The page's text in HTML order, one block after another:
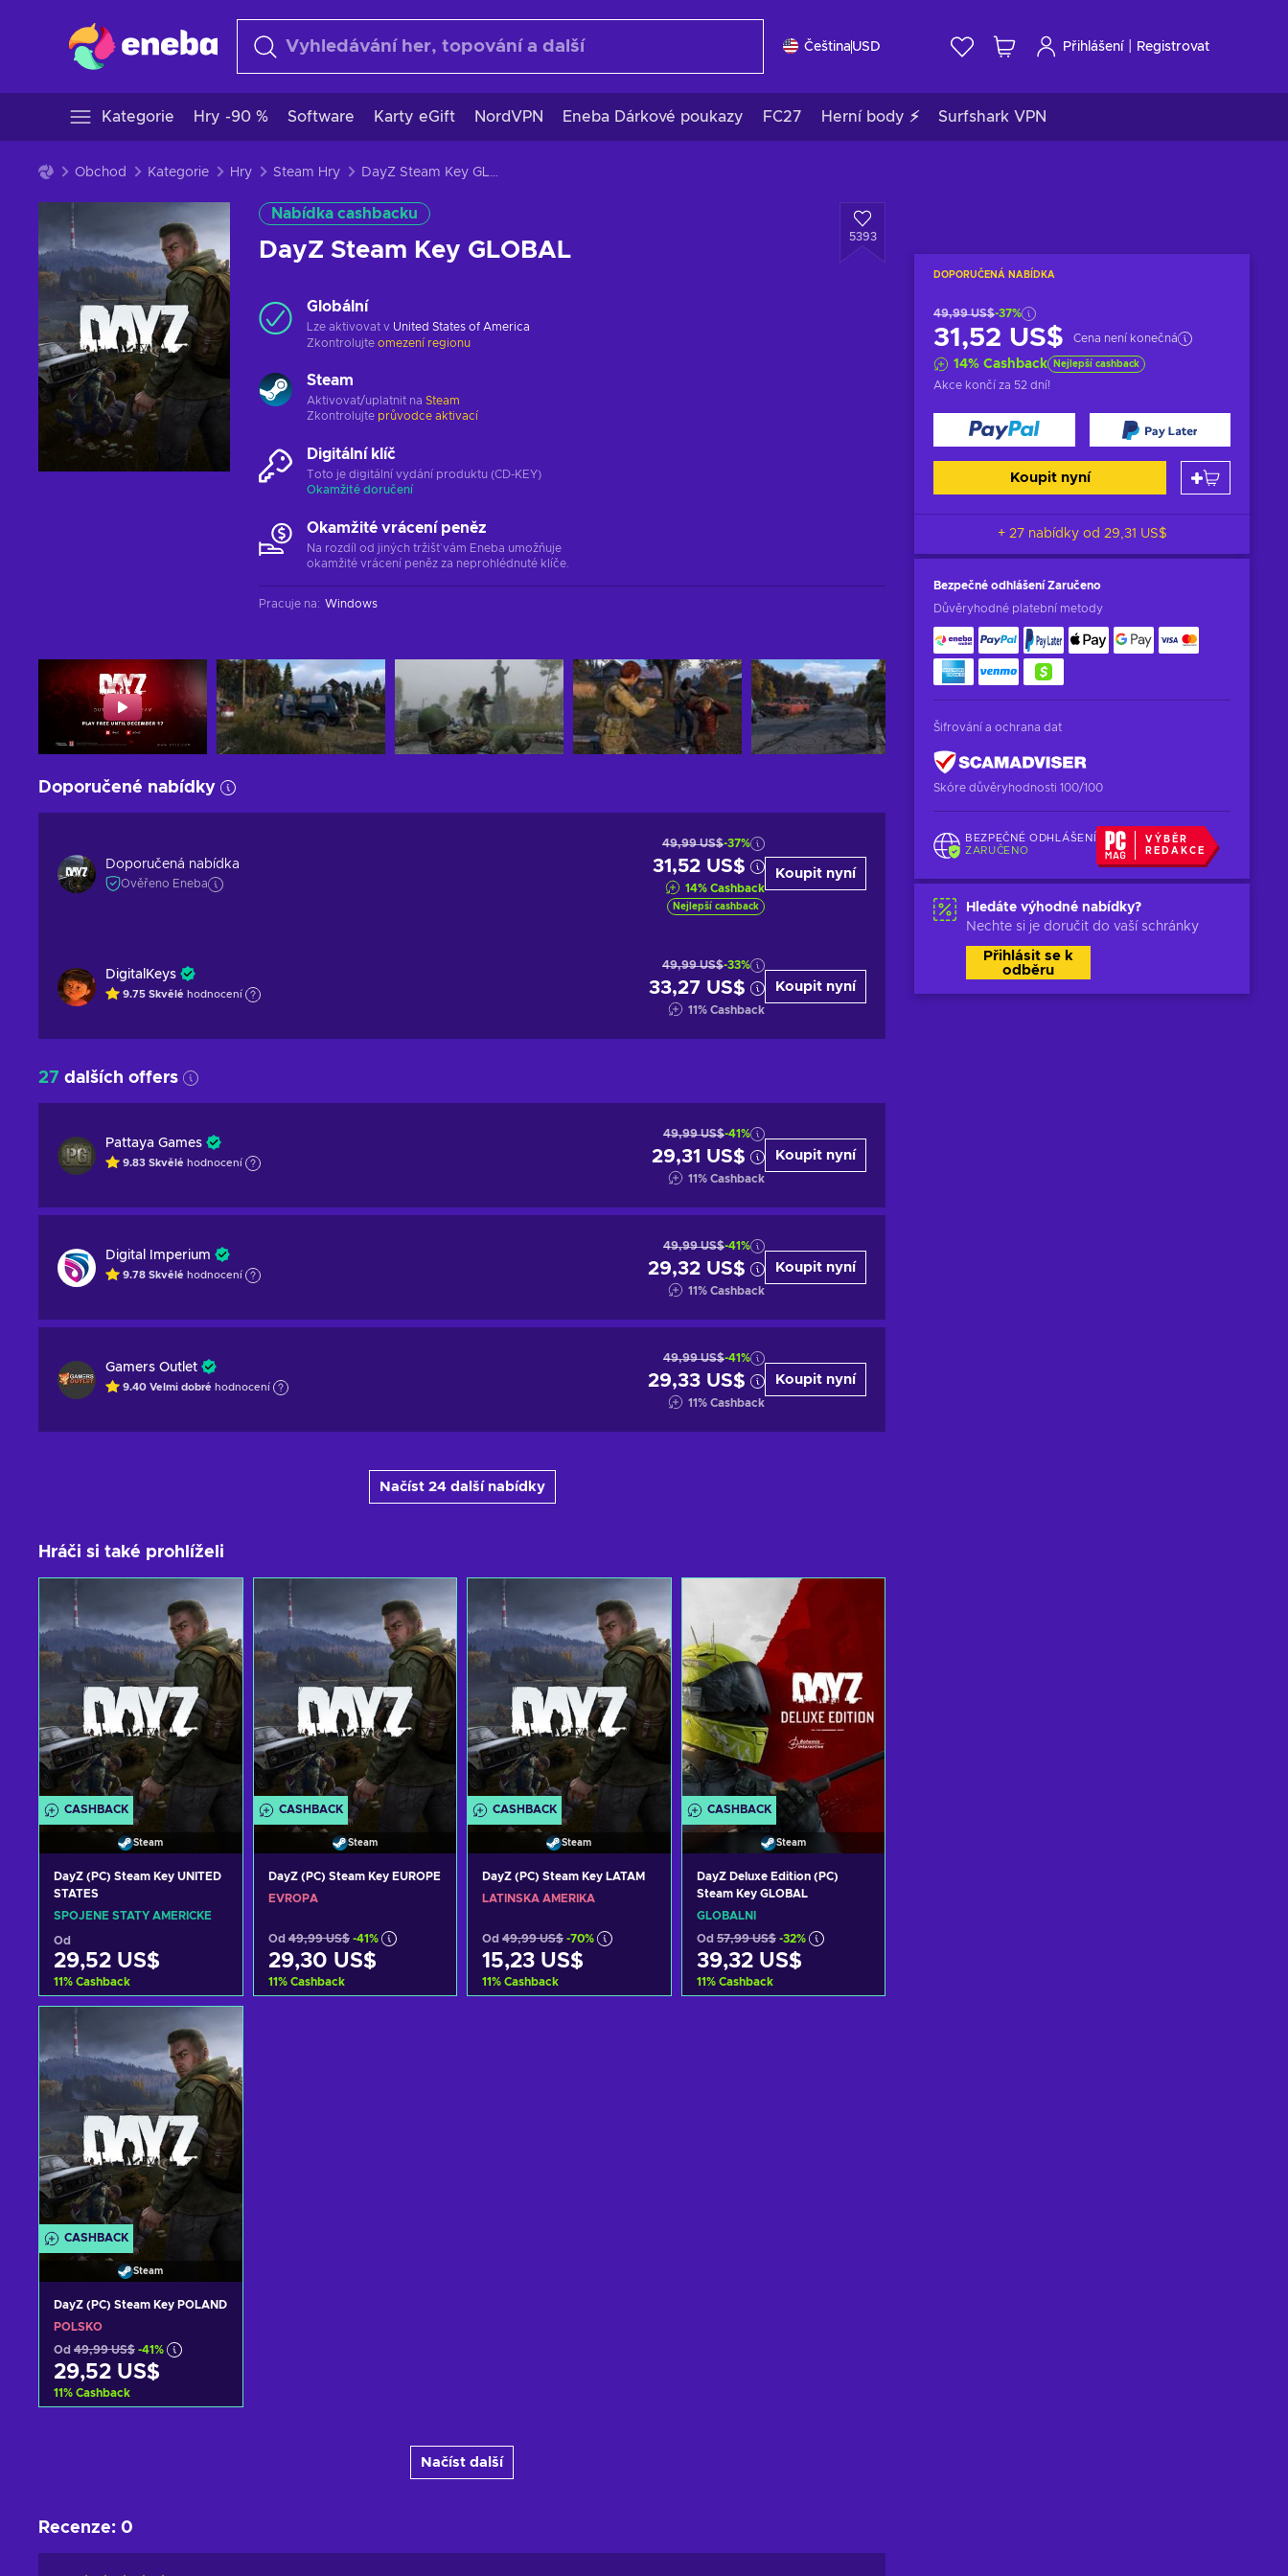
Čeština USD Přihlášení| Registrovat
Kategorie Hry -90 % Software Karty eGift NordVPN Eneba Dárkové poukazy FC27 Herní body ⚡ Surfshark VPN
Obchod Kategorie Hry Steam Hry DayZ Steam Key GLOBAL
Nabídka cashbacku
DayZ Steam Key GLOBAL
5393
DOPORUČENÁ NABÍDKA
49,99 US$-37%
31,52 US$ Cena není konečná
14% Cashback Nejlepší cashback
Akce končí za 52 dní!
Koupit nyní
+ 27 nabídky od 29,31 US$
Bezpečné odhlášení Zaručeno
Důvěryhodné platební metody
Šifrování a ochrana dat
Skóre důvěryhodnosti 100/100
BEZPEČNÉ ODHLÁŠENÍ
ZARUČENO
VÝBĚR
REDAKCE
Hledáte výhodné nabídky?
Nechte si je doručit do vaší schránky
Přihlásit se k
odběru
Globální
Lze aktivovat v United States of America
Zkontrolujte omezení regionu
Steam
Aktivovat/uplatnit na Steam
Zkontrolujte průvodce aktivací
Digitální klíč
Toto je digitální vydání produktu (CD-KEY)
Okamžité doručení
Okamžité vrácení peněz
Na rozdíl od jiných tržišť vám Eneba umožňuje
okamžité vrácení peněz za neprohlédnuté klíče.
Pracuje na: Windows
Doporučené nabídky
Doporučená nabídka
Ověřeno Eneba
49,99 US$-37%
31,52 US$
14% Cashback
Nejlepší cashback
Koupit nyní
DigitalKeys
9.75 Skvělé hodnocení
49,99 US$-33%
33,27 US$
11% Cashback
Koupit nyní
27 dalších offers
Pattaya Games
9.83 Skvělé hodnocení
49,99 US$-41%
29,31 US$
11% Cashback
Koupit nyní
Digital Imperium
9.78 Skvělé hodnocení
49,99 US$-41%
29,32 US$
11% Cashback
Koupit nyní
Gamers Outlet
9.40 Velmi dobré hodnocení
49,99 US$-41%
29,33 US$
11% Cashback
Koupit nyní
Načíst 24 další nabídky
Hráči si také prohlíželi
CASHBACK
Steam
DayZ (PC) Steam Key UNITED
STATES
SPOJENÉ STÁTY AMERICKÉ
Od
29,52 US$
11% Cashback
Zobrazit nabídky
CASHBACK
Steam
DayZ (PC) Steam Key EUROPE
EVROPA
Od 49,99 US$ -41%
29,30 US$
11% Cashback
CASHBACK
Steam
DayZ (PC) Steam Key LATAM
LATINSKÁ AMERIKA
Od 49,99 US$ -70%
15,23 US$
11% Cashback
CASHBACK
Steam
DayZ Deluxe Edition (PC)
Steam Key GLOBAL
GLOBÁLNÍ
Od 57,99 US$ -32%
39,32 US$
11% Cashback
CASHBACK
Steam
DayZ (PC) Steam Key POLAND
POLSKO
Od 49,99 US$ -41%
29,52 US$
11% Cashback
Načíst další
Recenze: 0